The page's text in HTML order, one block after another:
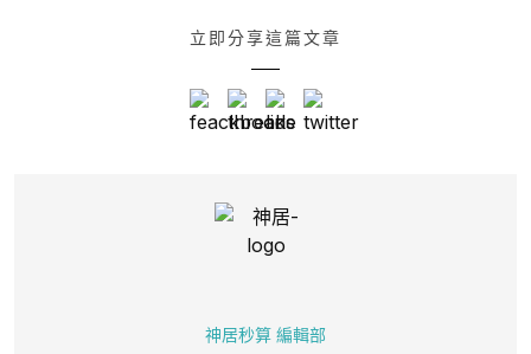
立即分享這篇文章
神居秒算 編輯部